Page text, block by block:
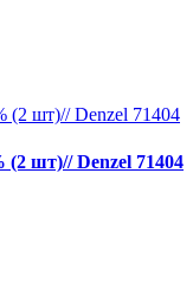
(2 шт)// Denzel 71404